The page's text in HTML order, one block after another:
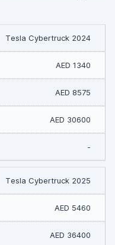
Tesla Cybertruck 2024
AED 1340
AED 8575
AED 30600
-
Tesla Cybertruck 2025
AED 5460
AED 36400